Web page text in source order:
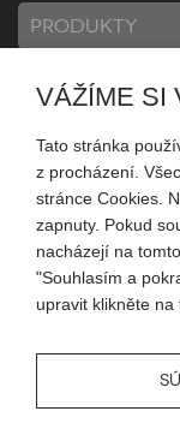
PRODUKTY
INFORMACE
MŮJ ÚČET
SLEDUJTE NÁS
VÁŽÍME SI
Tato stránka
z procházení.
stránce Cookies.
zapnuty. Pokud
nacházejí na
"Souhlasím a
upravit klikněte na